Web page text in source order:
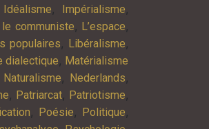
Idéalisme, Impérialisme,
communiste, L’espace,
populaires, Libéralisme,
dialectique, Matérialisme
Naturalisme, Nederlands,
, Patriarcat, Patriotisme,
, Poésie, Politique,